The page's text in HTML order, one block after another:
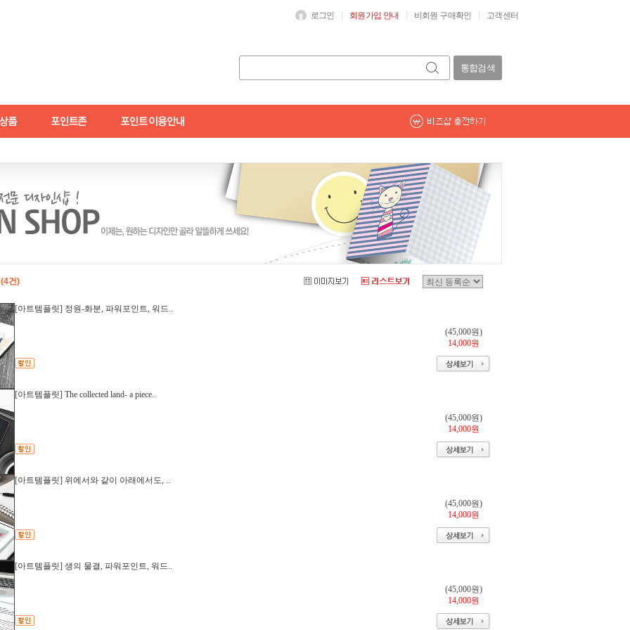
로그인 회원가입 안내 비회원 구매확인 고객센터
통합검색
(4건)
[아트템플릿] 정원-화분, 파워포인트, 워드..
(45,000원)
14,000원
[아트템플릿] The collected land- a piece..
(45,000원)
14,000원
[아트템플릿] 위에서와 같이 아래에서도, ..
(45,000원)
14,000원
[아트템플릿] 생의 물결, 파워포인트, 워드..
(45,000원)
14,000원